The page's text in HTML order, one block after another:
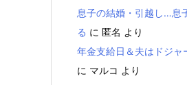
息子の結婚・引越し…息
る に 匿名 より
年金支給日＆夫はドジャ
に マルコ より